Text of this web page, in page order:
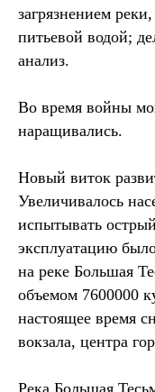
загрязнением
питьевой водой;
анализ.
Во время войны
наращивались.
Новый виток
Увеличивалось
испытывать
эксплуатацию
на реке Большая
объемом 7600000
настоящее время
вокзала, центра
Река Большая